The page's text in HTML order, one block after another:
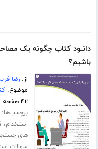
دانلود کتاب چگونه یک
باشیم؟
از:رضا
موضوع:
۴۲ صفحه
برچسب‌ها:
استخدام،
های
سوالات